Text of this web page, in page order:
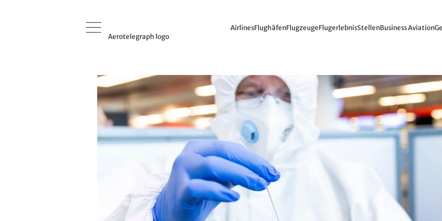
Aerotelegraph logo
AirlinesFlughäfenFlugzeugeFlugerlebnisStellenBusiness Aviation